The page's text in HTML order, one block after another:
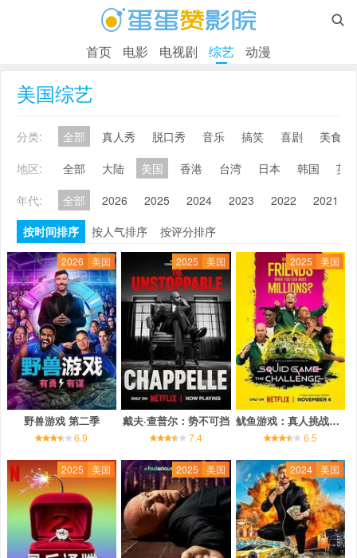

首页 电影 电视剧 综艺 动漫
美国综艺
分类: 全部 真人秀 脱口秀 音乐 搞笑 喜剧
美食
地区:
全部 大陆 美国 香港 台湾 日本 韩国
英
年代:
全部 2026 2025 2024 2023 2022 2021
按时间排序
按人气排序 按评分排序
2026 美国
野兽游戏 第二季
6.9
2025 美国
戴夫·查普尔：势不可挡
7.4
2025 美国
鱿鱼游戏：真人挑战赛 第二季
6.5
2025 美国 2025 美国 2024 美国